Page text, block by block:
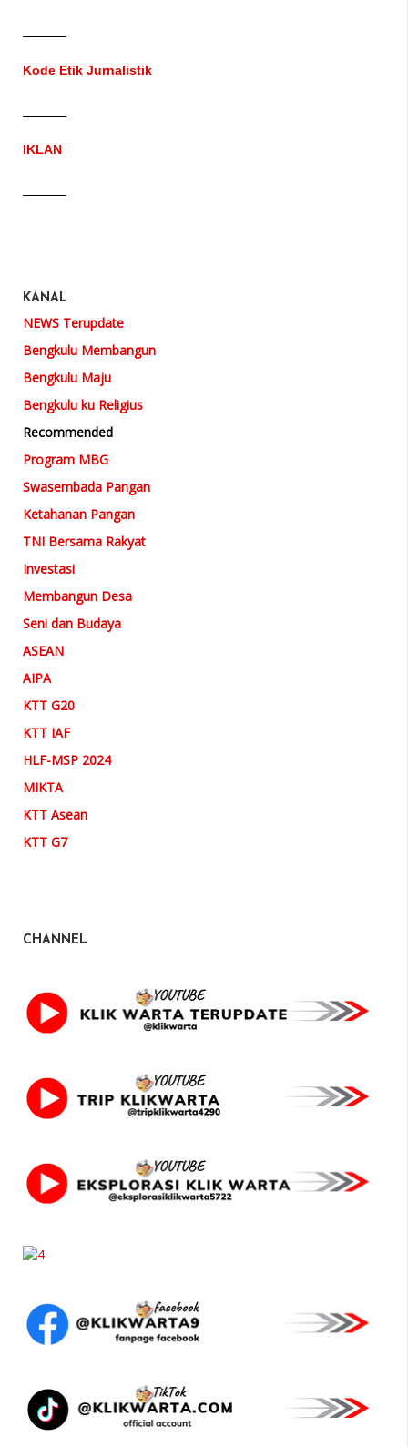
Kode Etik Jurnalistik
IKLAN
KANAL
NEWS Terupdate
Bengkulu Membangun
Bengkulu Maju
Bengkulu ku Religius
Recommended
Program MBG
Swasembada Pangan
Ketahanan Pangan
TNI Bersama Rakyat
Investasi
Membangun Desa
Seni dan Budaya
ASEAN
AIPA
KTT G20
KTT IAF
HLF-MSP 2024
MIKTA
KTT Asean
KTT G7
CHANNEL